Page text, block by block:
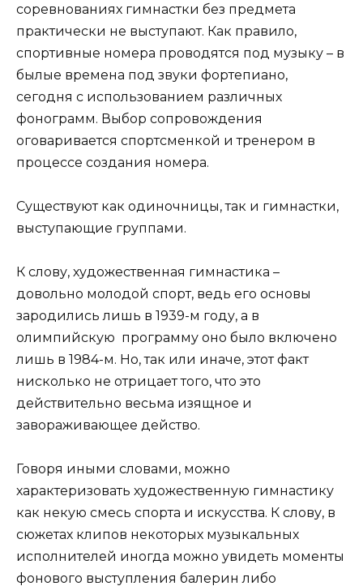
соревнованиях гимнастки без предмета
практически не выступают. Как правило,
спортивные номера проводятся под музыку – в
былые времена под звуки фортепиано,
сегодня с использованием различных
фонограмм. Выбор сопровождения
оговаривается спортсменкой и тренером в
процессе создания номера.
Существуют как одиночницы, так и гимнастки,
выступающие группами.
К слову, художественная гимнастика –
довольно молодой спорт, ведь его основы
зародились лишь в 1939-м году, а в
олимпийскую программу оно было включено
лишь в 1984-м. Но, так или иначе, этот факт
нисколько не отрицает того, что это
действительно весьма изящное и
завораживающее действо.
Говоря иными словами, можно
характеризовать художественную гимнастику
как некую смесь спорта и искусства. К слову, в
сюжетах клипов некоторых музыкальных
исполнителей иногда можно увидеть моменты
фонового выступления балерин либо